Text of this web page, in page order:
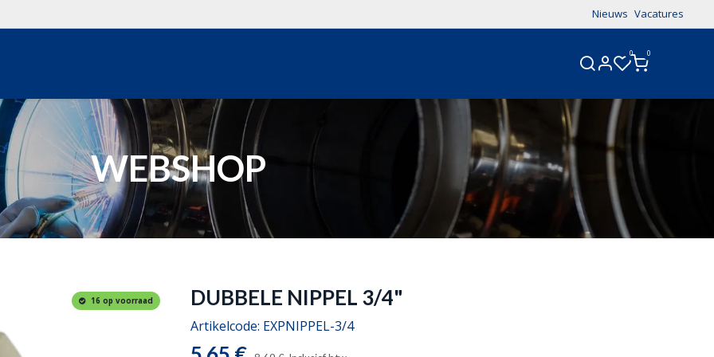
Nieuws Vacatures
0 0
WEBSHOP
16 op voorraad DUBBELE NIPPEL 3/4"
Artikelcode: EXPNIPPEL-3/4